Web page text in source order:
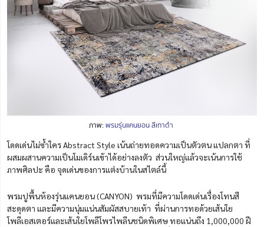
ภาพ:พรมรุ่นแคนยอน สีเทาดำ
โดดเด่นไม่ซ้ำใคร Abstract Style เน้นถ่ายทอดความเป็นตัวตน แปลกตา ที่
ผสมผสานความเป็นโมเดิร์นเข้าได้อย่างลงตัว ส่วนใหญ่แล้วจะเน้นการใช้
ภาพศิลปะ คือ จุดเด่นของการแต่งบ้านในสไตล์นี้
พรมปูพื้นห้องรุ่นแคนยอน (CANYON) พรมที่มีความโดดเด่นเรื่องโทนสี
สะดุดตา และมีความนุ่มแน่นสัมผัสสบายเท้า ที่ผ่านการทอด้วยเส้นใย
โพลีเอสเตอร์และเส้นใยโพลีโพรไพลีนชนิดพิเศษ ทอแน่นถึง 1,000,000 ฝี